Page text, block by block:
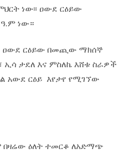
ነው፡፡ ዐውደ ርዕይው
ዓ.ም ነው።
ዐውደ ርዕይው በመጪው ማክሰኞ
ኢሳ ታደለ እና ምስለኬ እሸቱ ስራዎች
አውደ ርዕይ እየታየ የሚገኘው
በዛሬው ዕለት ተመርቆ ለአድማጭ